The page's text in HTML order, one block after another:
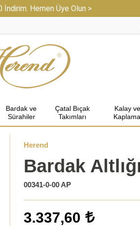
İndirim. Hemen Üye Olun >
Bardak ve
Sürahiler
Çatal Bıçak
Takımları
Kalay
Herend
Bardak Altlığı
00341-0-00 AP
3.337,60